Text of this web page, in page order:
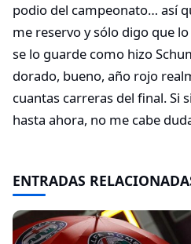
podio del campeonato… así
me reservo y sólo digo que
se lo guarde como hizo
dorado, bueno, año rojo
cuantas carreras del final. Si
hasta ahora, no me cabe
ENTRADAS